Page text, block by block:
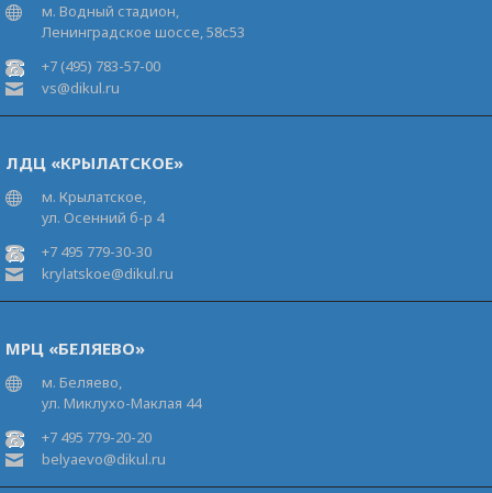
м. Водный стадион,
Ленинградское шоссе, 58с53
+7 (495) 783-57-00
vs@dikul.ru
ЛДЦ «КРЫЛАТСКОЕ»
м. Крылатское,
ул. Осенний б-р 4
+7 495 779-30-30
krylatskoe@dikul.ru
МРЦ «БЕЛЯЕВО»
м. Беляево,
ул. Миклухо-Маклая 44
+7 495 779-20-20
belyaevo@dikul.ru